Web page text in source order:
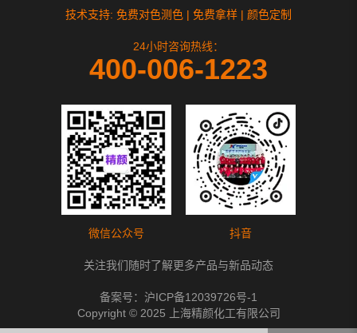
技术支持: 免费对色测色 | 免费拿样 | 颜色定制
24小时咨询热线：
400-006-1223
微信公众号 抖音
关注我们随时了解更多产品与新品动态
备案号： 沪ICP备12039726号-1
Copyright © 2025 上海精颜化工有限公司